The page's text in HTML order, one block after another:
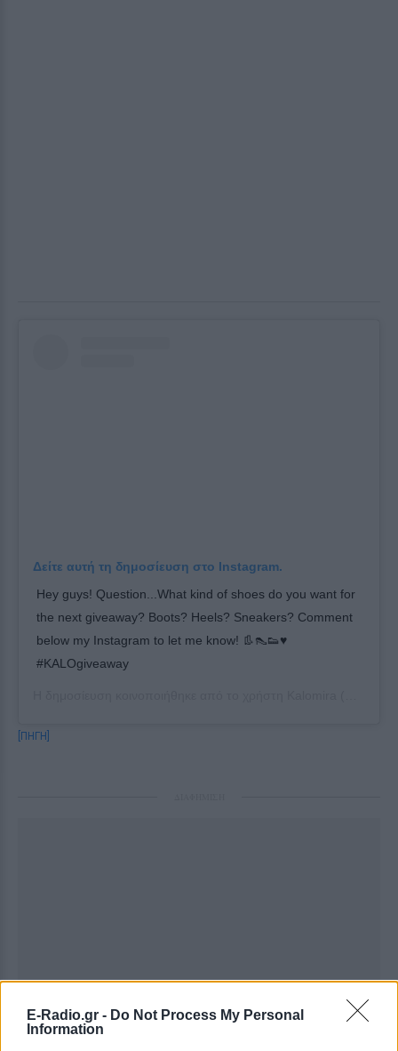
E-Radio.gr - Do Not Process My Personal
Information
Δείτε αυτή τη δημοσίευση στο Instagram.
Hey guys! Question...What kind of shoes do you want for
the next giveaway? Boots? Heels? Sneakers? Comment
below my Instagram to let me know! 👢👠👟♥️
#KALOgiveaway
[ΠΗΓΗ]